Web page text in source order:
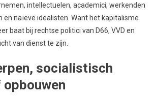
intellectuelen, academici, werkenden
en naïeve idealisten. Want het kapitalisme
baat bij rechtse politici van D66, VVD en
van dienst te zijn.
socialistisch